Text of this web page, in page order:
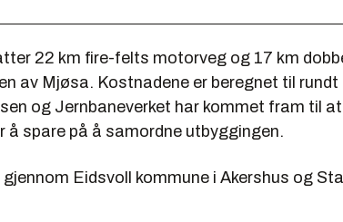
22 km fire-felts motorveg og 17 km
av Mjøsa. Kostnadene er beregnet til rundt
og Jernbaneverket har kommet fram til
å spare på å samordne utbyggingen.
Eidsvoll kommune i Akershus og